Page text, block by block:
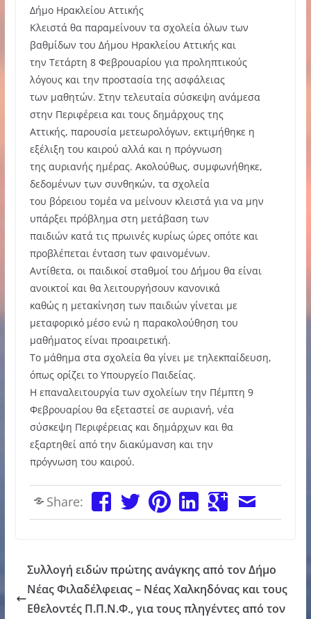
Δήμο Ηρακλείου Αττικής
Κλειστά θα παραμείνουν τα σχολεία όλων των
βαθμίδων του Δήμου Ηρακλείου Αττικής και
την Τετάρτη 8 Φεβρουαρίου για προληπτικούς
λόγους και την προστασία της ασφάλειας
των μαθητών. Στην τελευταία σύσκεψη ανάμεσα
στην Περιφέρεια και τους δημάρχους της
Αττικής, παρουσία μετεωρολόγων, εκτιμήθηκε η
εξέλιξη του καιρού αλλά και η πρόγνωση
της αυριανής ημέρας. Ακολούθως, συμφωνήθηκε,
δεδομένων των συνθηκών, τα σχολεία
του βόρειου τομέα να μείνουν κλειστά για να μην
υπάρξει πρόβλημα στη μετάβαση των
παιδιών κατά τις πρωινές κυρίως ώρες οπότε και
προβλέπεται ένταση των φαινομένων.
Αντίθετα, οι παιδικοί σταθμοί του Δήμου θα είναι
ανοικτοί και θα λειτουργήσουν κανονικά
καθώς η μετακίνηση των παιδιών γίνεται με
μεταφορικό μέσο ενώ η παρακολούθηση του
μαθήματος είναι προαιρετική.
Το μάθημα στα σχολεία θα γίνει με τηλεκπαίδευση,
όπως ορίζει το Υπουργείο Παιδείας.
Η επαναλειτουργία των σχολείων την Πέμπτη 9
Φεβρουαρίου θα εξεταστεί σε αυριανή, νέα
σύσκεψη Περιφέρειας και δημάρχων και θα
εξαρτηθεί από την διακύμανση και την
πρόγνωση του καιρού.
Share:
Συλλογή ειδών πρώτης ανάγκης από τον Δήμο
Νέας Φιλαδέλφειας – Νέας Χαλκηδόνας και τους
Εθελοντές Π.Π.Ν.Φ., για τους πληγέντες από τον